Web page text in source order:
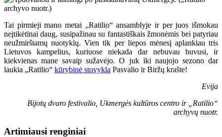
Tai pirmieji mano metai „Ratilio“ ansamblyje ir per juos išmokau
neįtikėtinai daug, susipažinau su fantastiškais žmonėmis bei patyriau
neužmirštamų nuotykių. Vien tik per liepos mėnesį aplankiau tris
Lietuvos kampelius, kuriuose niekada dar nebuvau buvusi, ir
kiekvienas mane savaip sužavėjo. O juk iki naujojo sezono dar
laukia „Ratilio“ kūrybinė stovykla Pasvalio ir Biržų krašte!
Evija
Bijotų dvaro festivalio, Ukmergės kultūros centro ir „Ratilio“
archyvų nuotr.
Artimiausi renginiai